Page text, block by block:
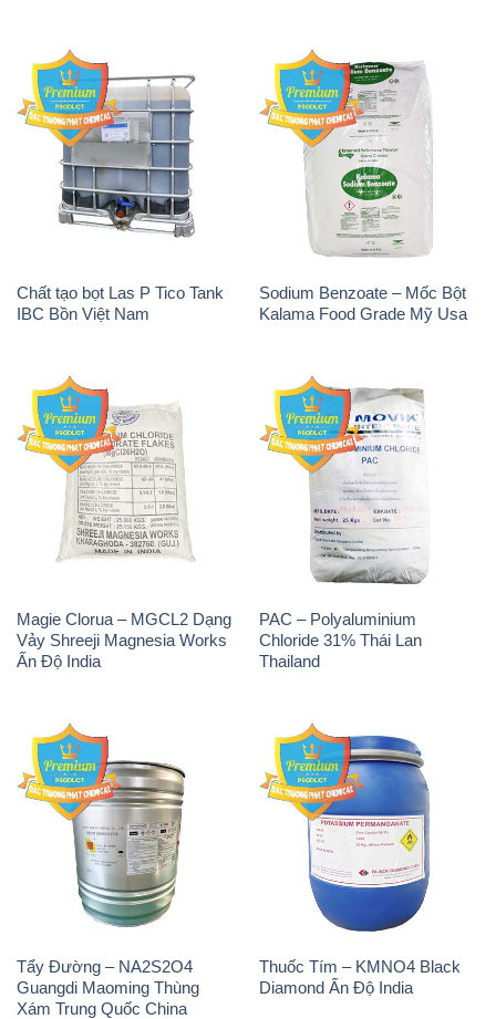
Chất tạo bọt Las P Tico Tank
IBC Bồn Việt Nam
Sodium Benzoate – Mốc Bột
Kalama Food Grade Mỹ Usa
Magie Clorua – MGCL2 Dạng
Vảy Shreeji Magnesia Works
Ấn Độ India
PAC – Polyaluminium
Chloride 31% Thái Lan
Thailand
Tẩy Đường – NA2S2O4
Guangdi Maoming Thùng
Xám Trung Quốc China
Thuốc Tím – KMNO4 Black
Diamond Ấn Độ India